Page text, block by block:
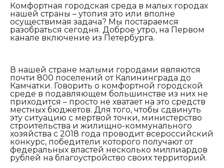
Комфортная городская среда в малых городах
нашей страны – утопия это или вполне
осуществимая задача? Мы постараемся
разобраться сегодня. Доброе утро, на Первом
канале включение из Петербурга.
В нашей стране малыми городами являются
почти 800 поселений от Калининграда до
Камчатки. Говорить о комфортной городской
среде в подавляющем большинстве из них не
приходится – просто не хватает на это средств
местных бюджетов. Для того, чтобы сдвинуть
эту ситуацию с мертвой точки, министерство
строительства и жилищно-коммунального
хозяйства с 2018 года проводит всероссийский
конкурс, победители которого получают от
федеральных властей несколько миллиардов
рублей на благоустройство своих территорий.